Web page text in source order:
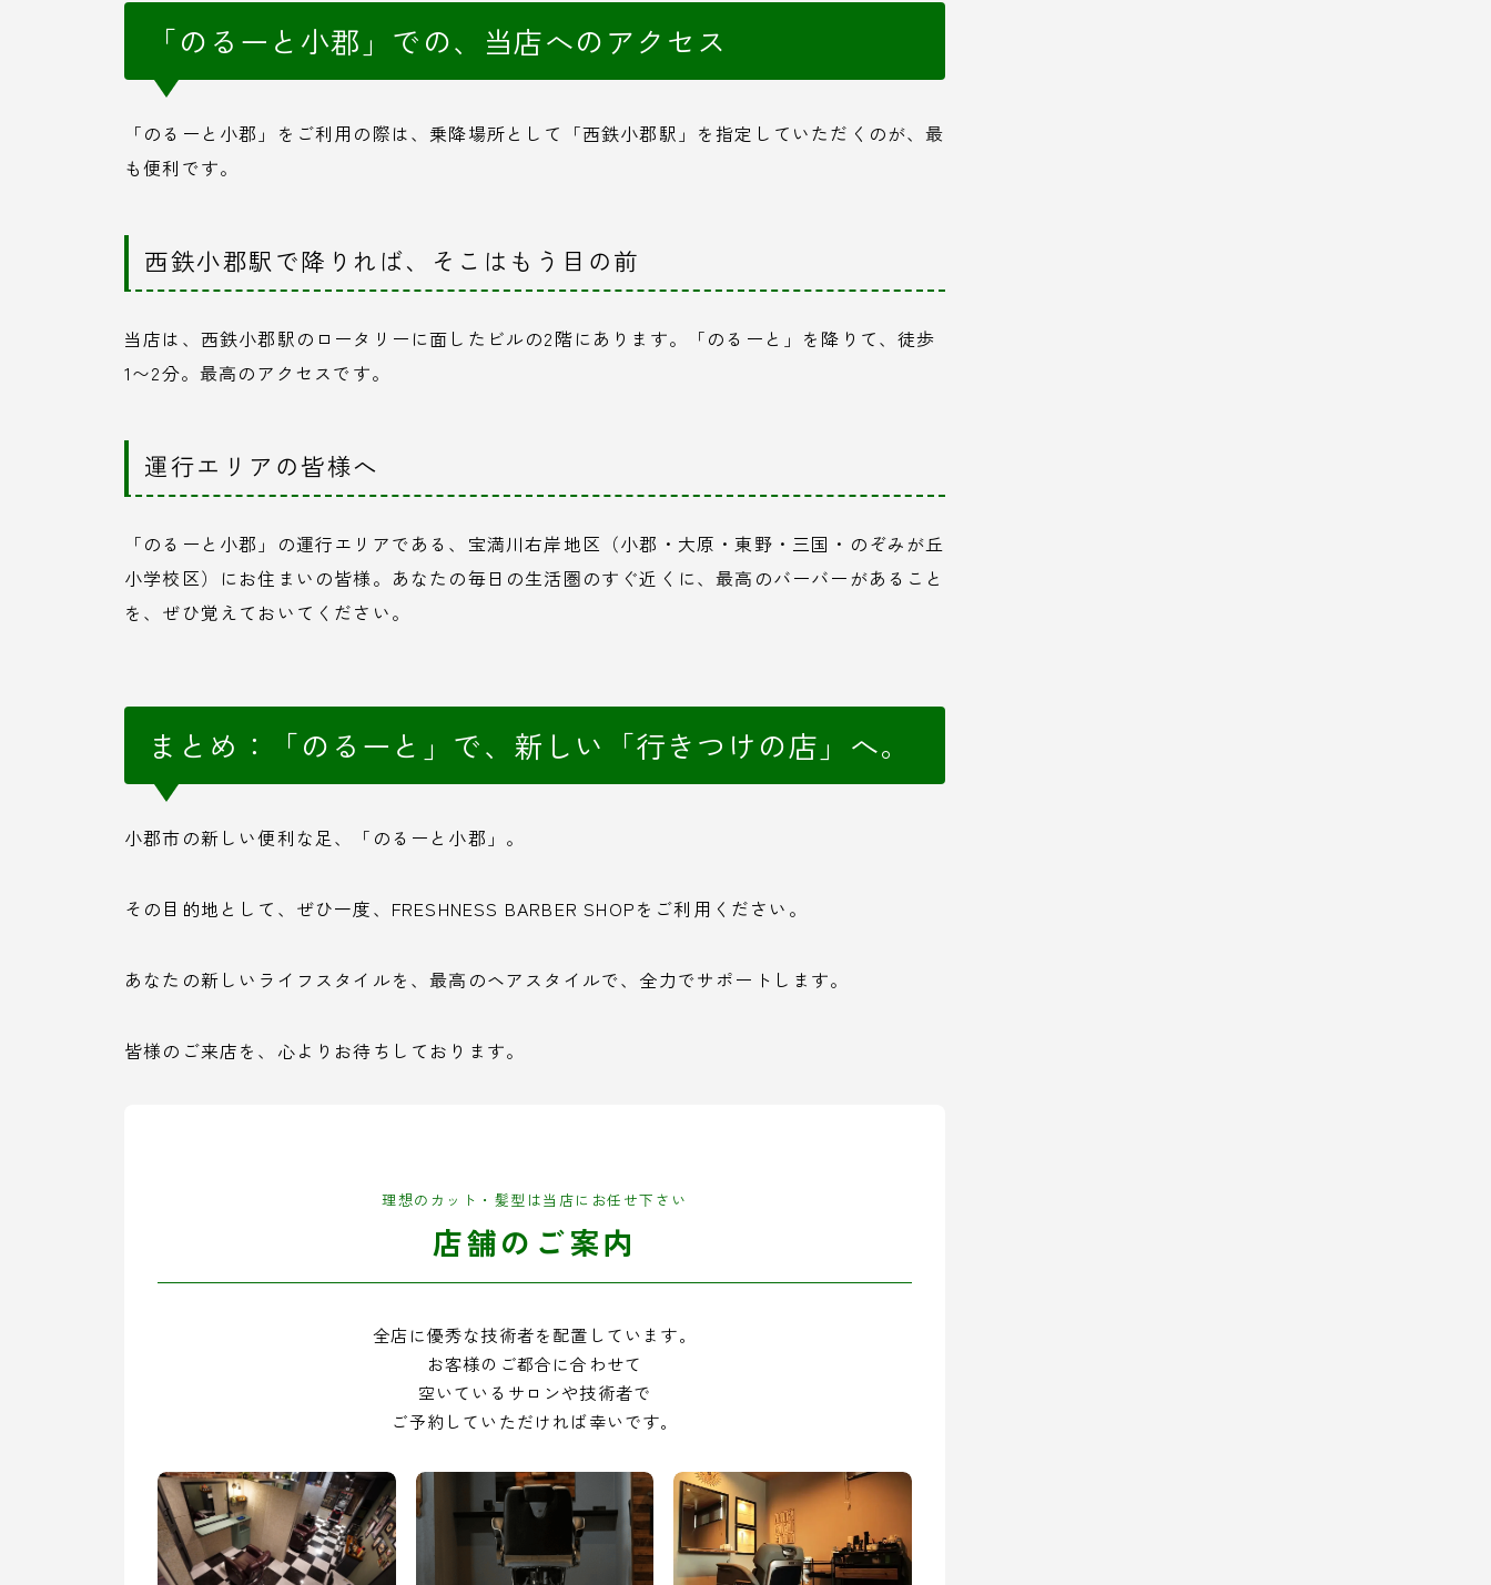
「のるーと小郡」での、当店へのアクセス
「のるーと小郡」をご利用の際は、乗降場所として「西鉄小郡駅」を指定していただくのが、最
も便利です。
西鉄小郡駅で降りれば、そこはもう目の前
当店は、西鉄小郡駅のロータリーに面したビルの2階にあります。「のるーと」を降りて、徒歩
1〜2分。最高のアクセスです。
運行エリアの皆様へ
「のるーと小郡」の運行エリアである、宝満川右岸地区（小郡・大原・東野・三国・のぞみが丘
小学校区）にお住まいの皆様。あなたの毎日の生活圏のすぐ近くに、最高のバーバーがあること
を、ぜひ覚えておいてください。
まとめ：「のるーと」で、新しい「行きつけの店」へ。
小郡市の新しい便利な足、「のるーと小郡」。
その目的地として、ぜひ一度、FRESHNESS BARBER SHOPをご利用ください。
あなたの新しいライフスタイルを、最高のヘアスタイルで、全力でサポートします。
皆様のご来店を、心よりお待ちしております。
理想のカット・髪型は当店にお任せ下さい
店舗のご案内
全店に優秀な技術者を配置しています。
お客様のご都合に合わせて
空いているサロンや技術者で
ご予約していただければ幸いです。